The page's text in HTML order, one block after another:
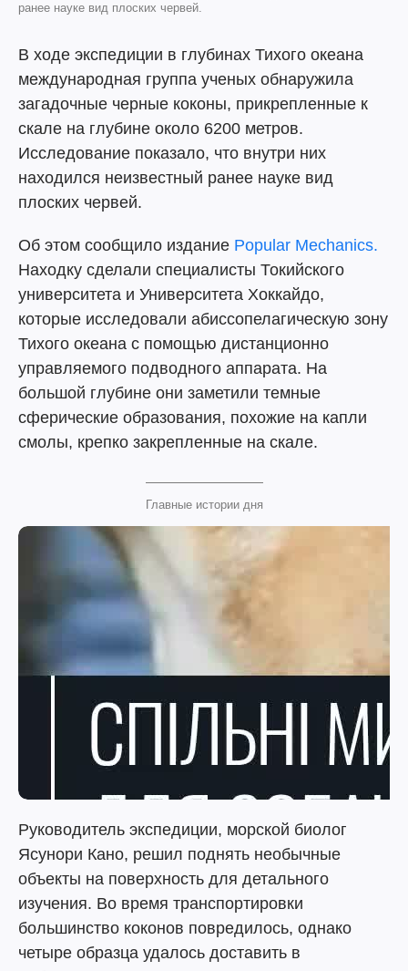
ранее науке вид плоских червей.
В ходе экспедиции в глубинах Тихого океана
международная группа ученых обнаружила
загадочные черные коконы, прикрепленные к
скале на глубине около 6200 метров.
Исследование показало, что внутри них
находился неизвестный ранее науке вид
плоских червей.
Об этом сообщило издание Popular Mechanics.
Находку сделали специалисты Токийского
университета и Университета Хоккайдо,
которые исследовали абиссопелагическую зону
Тихого океана с помощью дистанционно
управляемого подводного аппарата. На
большой глубине они заметили темные
сферические образования, похожие на капли
смолы, крепко закрепленные на скале.
Главные истории дня
Руководитель экспедиции, морской биолог
Ясунори Кано, решил поднять необычные
объекты на поверхность для детального
изучения. Во время транспортировки
большинство коконов повредилось, однако
четыре образца удалось доставить в